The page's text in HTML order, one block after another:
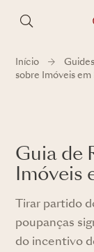
Início Guides
sobre Imóveis em
Guia de
Imóveis
Tirar partido
poupanças
do incentivo